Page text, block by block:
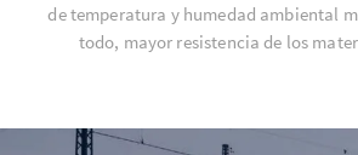
de temperatura y humedad ambiental
todo, mayor resistencia de los